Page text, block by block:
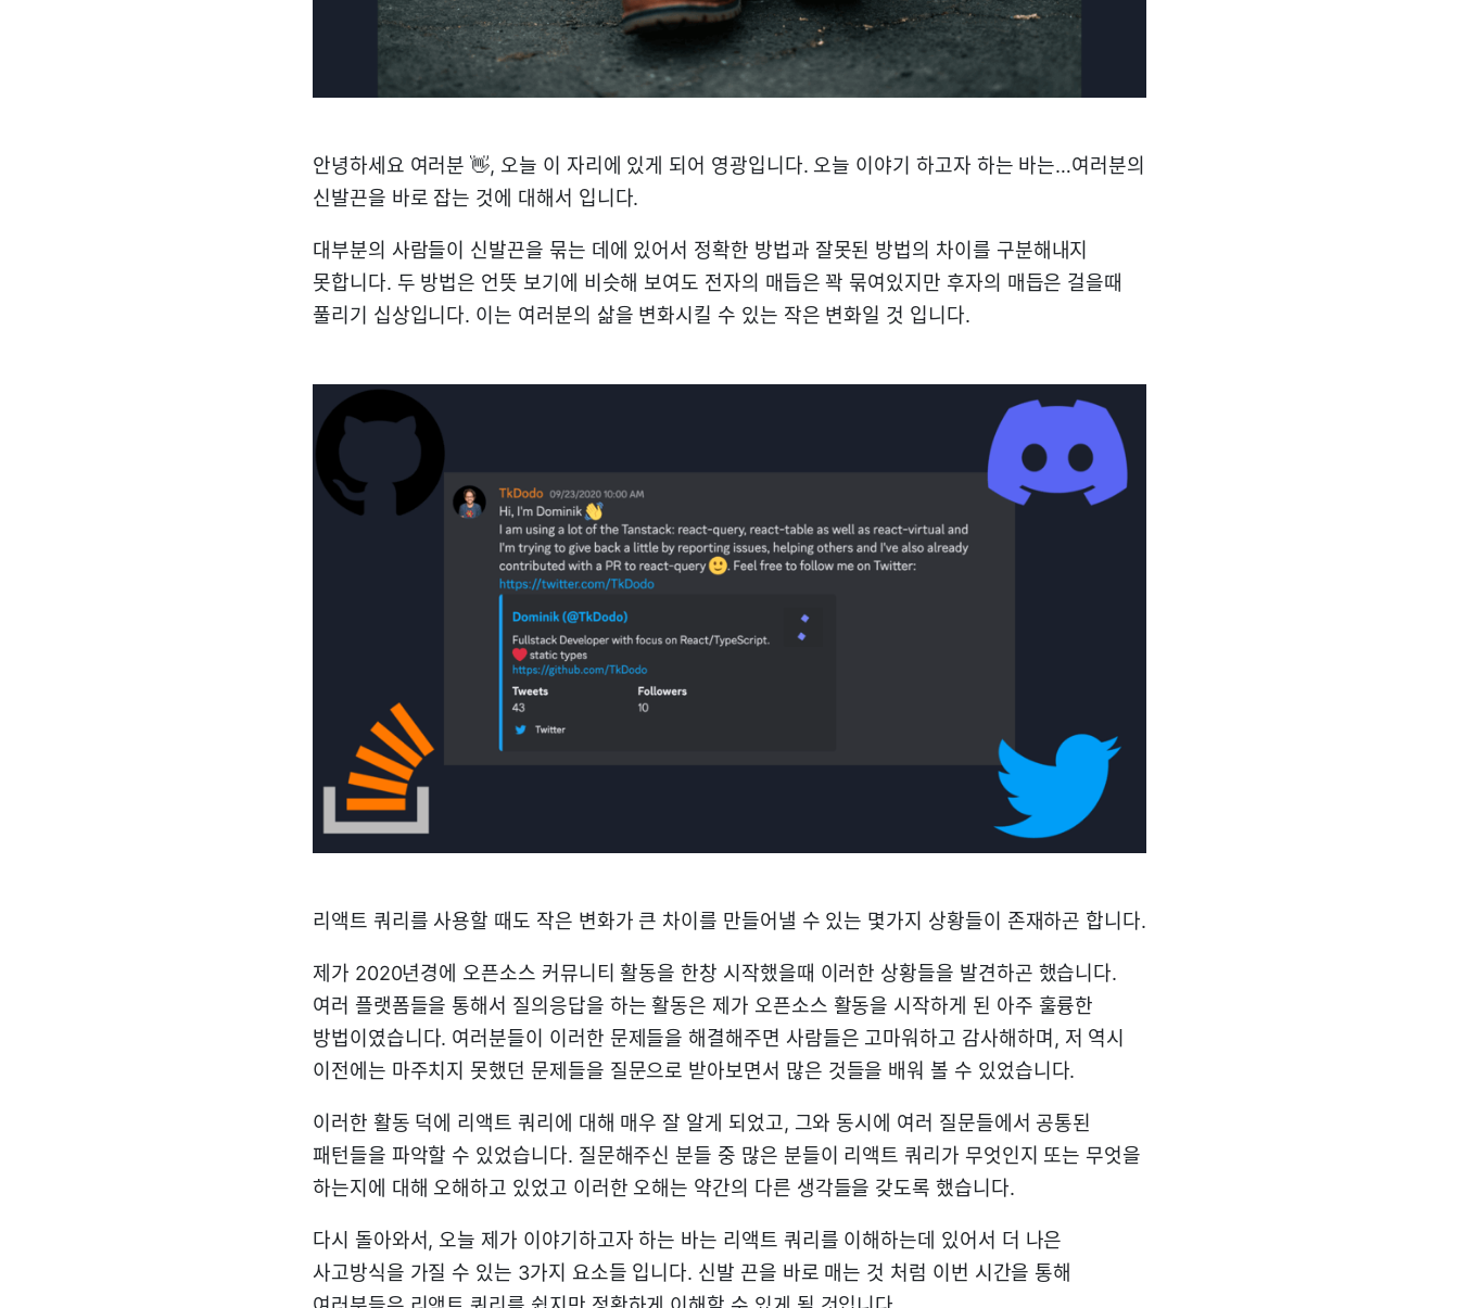
안녕하세요 여러분 👋, 오늘 이 자리에 있게 되어 영광입니다. 오늘 이야기 하고자 하는 바는…여러분의
신발끈을 바로 잡는 것에 대해서 입니다.
대부분의 사람들이 신발끈을 묶는 데에 있어서 정확한 방법과 잘못된 방법의 차이를 구분해내지
못합니다. 두 방법은 언뜻 보기에 비슷해 보여도 전자의 매듭은 꽉 묶여있지만 후자의 매듭은 걸을때
풀리기 십상입니다. 이는 여러분의 삶을 변화시킬 수 있는 작은 변화일 것 입니다.
리액트 쿼리를 사용할 때도 작은 변화가 큰 차이를 만들어낼 수 있는 몇가지 상황들이 존재하곤 합니다.
제가 2020년경에 오픈소스 커뮤니티 활동을 한창 시작했을때 이러한 상황들을 발견하곤 했습니다.
여러 플랫폼들을 통해서 질의응답을 하는 활동은 제가 오픈소스 활동을 시작하게 된 아주 훌륭한
방법이였습니다. 여러분들이 이러한 문제들을 해결해주면 사람들은 고마워하고 감사해하며, 저 역시
이전에는 마주치지 못했던 문제들을 질문으로 받아보면서 많은 것들을 배워 볼 수 있었습니다.
이러한 활동 덕에 리액트 쿼리에 대해 매우 잘 알게 되었고, 그와 동시에 여러 질문들에서 공통된
패턴들을 파악할 수 있었습니다. 질문해주신 분들 중 많은 분들이 리액트 쿼리가 무엇인지 또는 무엇을
하는지에 대해 오해하고 있었고 이러한 오해는 약간의 다른 생각들을 갖도록 했습니다.
다시 돌아와서, 오늘 제가 이야기하고자 하는 바는 리액트 쿼리를 이해하는데 있어서 더 나은
사고방식을 가질 수 있는 3가지 요소들 입니다. 신발 끈을 바로 매는 것 처럼 이번 시간을 통해